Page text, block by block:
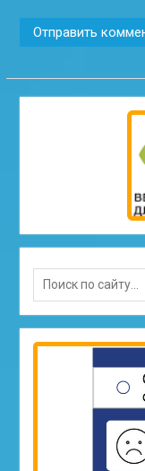
Search
for: